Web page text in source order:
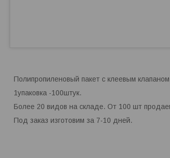
Полипропиленовый пакет с клеевым
1упаковка -100штук.
Более 20 видов на складе. От 100 шт
Под заказ изготовим за 7-10 дней.